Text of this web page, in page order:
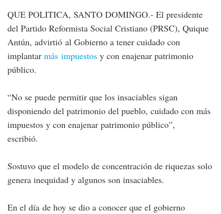
QUE POLITICA, SANTO DOMINGO.- El presidente
del Partido Reformista Social Cristiano (PRSC), Quique
Antún, advirtió al Gobierno a tener cuidado con
implantar más impuestos y con enajenar patrimonio
público.
“No se puede permitir que los insaciables sigan
disponiendo del patrimonio del pueblo, cuidado con más
impuestos y con enajenar patrimonio público”,
escribió.
Sostuvo que el modelo de concentración de riquezas solo
genera inequidad y algunos son insaciables.
En el día de hoy se dio a conocer que el gobierno